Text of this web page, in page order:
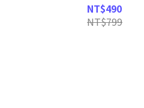
NT$490
NT$799